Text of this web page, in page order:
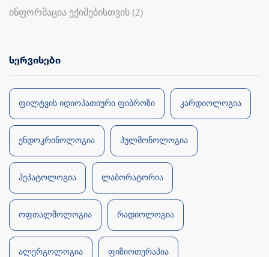
ინფორმაცია ექიმებისთვის (2)
სერვისები
ფილტვის იდიოპათიური ფიბროზი კარდიოლოგია
ენდოკრინოლოგია პულმონოლოგია
ჰეპატოლოგია ლაბორატორია
ოფთალმოლოგია რადიოლოგია
ალერგოლოგია ფიზიოთერაპია